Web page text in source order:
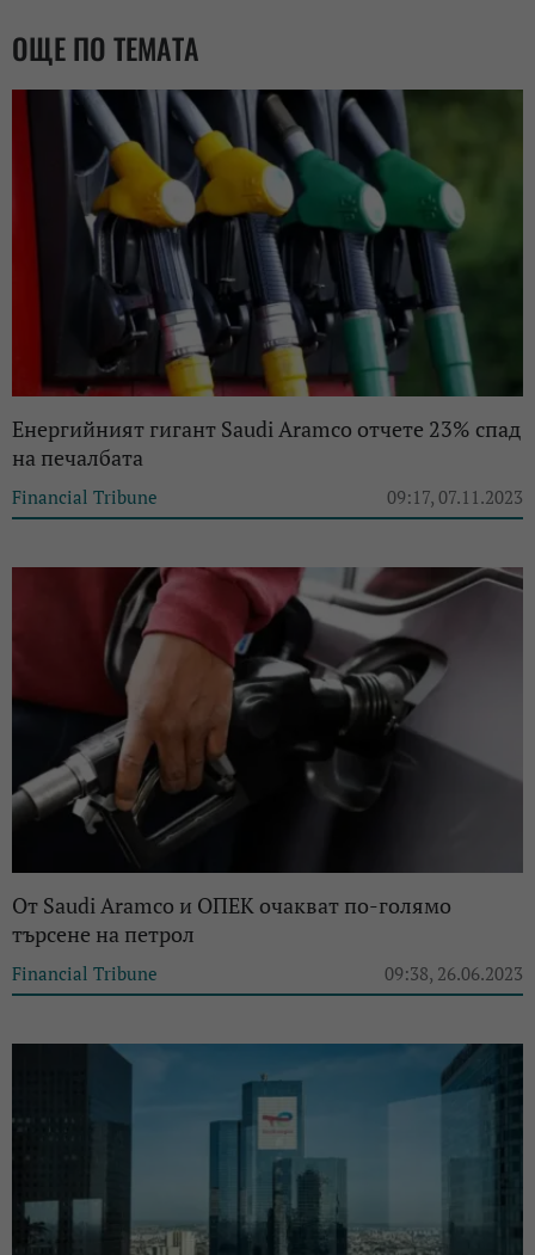
ОЩЕ ПО ТЕМАТА
Енергийният гигант Saudi Aramco отчете 23% спад
на печалбата
Financial Tribune 09:17, 07.11.2023
От Saudi Aramco и ОПЕК очакват по-голямо
търсене на петрол
Financial Tribune 09:38, 26.06.2023